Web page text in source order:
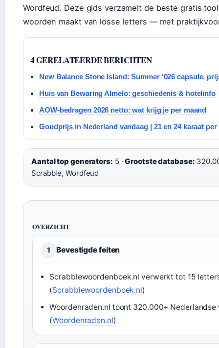
Wordfeud. Deze gids verzamelt de beste gratis
woorden maakt van losse letters — met
4 GERELATEERDE BERICHTEN
New Balance Stone Island: Summer ‘026 capsule,
Huis van Bewaring Almelo: geschiedenis & hotelinfo
AOW-bedragen 2026 netto: wat krijg je per maand
Goudprijs in Nederland vandaag | 21 en 24 karaat per
Aantal top generators: 5 ·Grootste database:
Scrabble, Wordfeud
OVERZICHT
1 Bevestigde feiten
Scrabblewoordenboek.nl verwerkt tot 15
(Scrabblewoordenboek.nl)
Woordenraden.nl toont 320.000+
(Woordenraden.nl)